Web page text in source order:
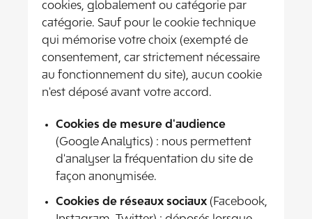
cookies, globalement ou catégorie par
catégorie. Sauf pour le cookie technique
qui mémorise votre choix (exempté de
consentement, car strictement nécessaire
au fonctionnement du site), aucun cookie
n'est déposé avant votre accord.
Cookies de mesure d'audience
(Google Analytics) : nous permettent
d'analyser la fréquentation du site de
façon anonymisée.
Cookies de réseaux sociaux (Facebook,